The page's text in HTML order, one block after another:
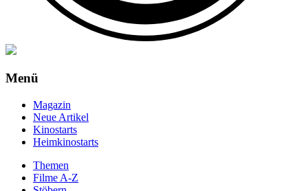
Menü
Magazin
Neue Artikel
Kinostarts
Heimkinostarts
Themen
Filme A-Z